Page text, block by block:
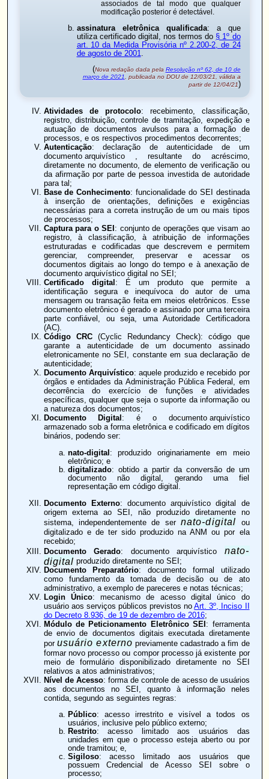
associados de tal modo que qualquer
modificação posterior é detectável.
assinatura eletrônica qualificada: a que
utiliza certificado digital, nos termos do § 1º do
art. 10 da Medida Provisória nº 2.200-2, de 24
de agosto de 2001
(Nova redação dada pela Resolução nº 62, de 10 de
março de 2021 , publicada no DOU de 12/03/21, válida a
partir de 12/04/21)
Atividades de protocolo: recebimento, classificação,
registro, distribuição, controle de tramitação, expedição e
autuação de documentos avulsos para a formação de
processos, e os respectivos procedimentos decorrentes;
Autenticação: declaração de autenticidade de um
documento arquivístico, resultante do acréscimo,
diretamente no documento, de elemento de verificação ou
da afirmação por parte de pessoa investida de autoridade
para tal;
Base de Conhecimento: funcionalidade do SEI destinada
à inserção de orientações, definições e exigências
necessárias para a correta instrução de um ou mais tipos
de processos;
Captura para o SEI : conjunto de operações que visam ao
registro, à classificação, à atribuição de informações
estruturadas e codificadas que descrevem e permitem
gerenciar, compreender, preservar e acessar os
documentos digitais ao longo do tempo e à anexação de
documento arquivístico digital no SEI;
Certificado digital : É um produto que permite a
identificação segura e inequívoca do autor de uma
mensagem ou transação feita em meios eletrônicos. Esse
documento eletrônico é gerado e assinado por uma terceira
parte confiável, ou seja, uma Autoridade Certificadora
(AC).
Código CRC(Cyclic Redundancy Check): código que
garante a autenticidade de um documento assinado
eletronicamente no SEI, constante em sua declaração de
autenticidade;
Documento Arquivístico: aquele produzido e recebido por
órgãos e entidades da Administração Pública Federal, em
decorrência do exercício de funções e atividades
específicas, qualquer que seja o suporte da informação ou
a natureza dos documentos;
Documento Digital : é o documento arquivístico
armazenado sob a forma eletrônica e codificado em dígitos
binários, podendo ser:
nato-digital : produzido originariamente em meio
eletrônico; e
digitalizado: obtido a partir da conversão de um
documento não digital, gerando uma fiel
representação em código digital.
Documento Externo: documento arquivístico digital de
origem externa ao SEI, não produzido diretamente no
sistema, independentemente de ser nato-digital ou
digitalizado e de ter sido produzido na ANM ou por ela
recebido;
Documento Gerado: documento arquivístico nato-
digital produzido diretamente no SEI;
Documento Preparatório: documento formal utilizado
como fundamento da tomada de decisão ou de ato
administrativo, a exemplo de pareceres e notas técnicas;
Login Único: mecanismo de acesso digital único do
usuário aos serviços públicos previstos noArt. 3º, Inciso II
do Decreto 8.936, de 19 de dezembro de 2016;
Módulo de Peticionamento Eletrônico SEI : ferramenta
de envio de documentos digitais executada diretamente
por usuário externo previamente cadastrado a fim de
formar novo processo ou compor processo já existente por
meio de formulário disponibilizado diretamente no SEI
relativos a atos administrativos;
Nível de Acesso: forma de controle de acesso de usuários
aos documentos no SEI, quanto à informação neles
contida, segundo as seguintes regras:
Público: acesso irrestrito e visível a todos os
usuários, inclusive pelo público externo;
Restrito: acesso limitado aos usuários das
unidades em que o processo esteja aberto ou por
onde tramitou; e,
Sigiloso: acesso limitado aos usuários que
possuem Credencial de Acesso SEI sobre o
processo;